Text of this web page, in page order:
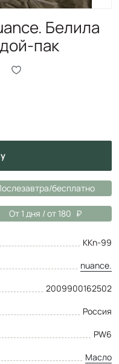
Белила
пак
бесплатно
От 1 дня / от 180
ККn-99
nuance.
2009900162502
Россия
PW6
Масло